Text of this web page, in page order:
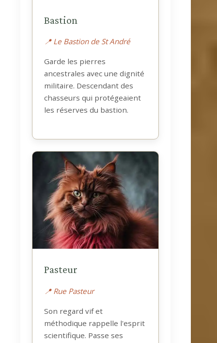
Bastion
📍 Le Bastion de St André
Garde les pierres
ancestrales avec une dignité
militaire. Descendant des
chasseurs qui protégeaient
les réserves du bastion.
Pasteur
📍 Rue Pasteur
Son regard vif et
méthodique rappelle l'esprit
scientifique. Passe ses